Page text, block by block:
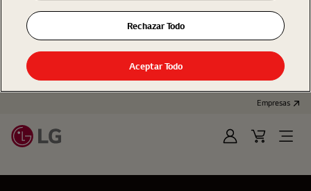
Empresas
IniciarCart
Open
Rechazar Todo
Aceptar Todo